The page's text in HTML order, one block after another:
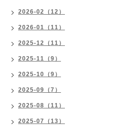
2026-02（12）
2026-01（11）
2025-12（11）
2025-11（9）
2025-10（9）
2025-09（7）
2025-08（11）
2025-07（13）